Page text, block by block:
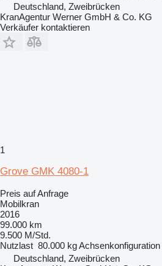
Deutschland, Zweibrücken
KranAgentur Werner GmbH & Co. KG
Verkäufer kontaktieren
1
Grove GMK 4080-1
Preis auf Anfrage
Mobilkran
2016
99.000 km
9.500 M/Std.
Nutzlast 80.000 kgAchsenkonfiguration
Deutschland, Zweibrücken